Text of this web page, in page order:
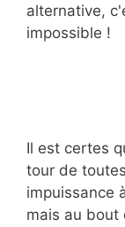
alternative,
impossible !
Il est certes
tour de
impuissance
mais au bout